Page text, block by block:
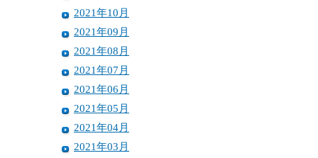
2021年10月
2021年09月
2021年08月
2021年07月
2021年06月
2021年05月
2021年04月
2021年03月